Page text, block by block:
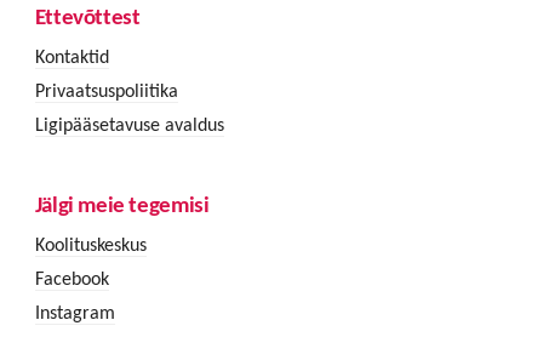
Ettevõttest
Kontaktid
Privaatsuspoliitika
Ligipääsetavuse avaldus
Jälgi meie tegemisi
Koolituskeskus
Facebook
Instagram